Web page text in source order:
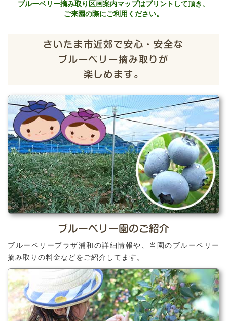
ブルーベリー摘み取り区画案内マップはプリントして頂き、
ご来園の際にご利用ください。
さいたま市近郊で安心・安全な
ブルーベリー摘み取りが
楽しめます。
ブルーベリー園のご紹介
ブルーベリープラザ浦和の詳細情報や、当園のブルーベリー
摘み取りの料金などをご紹介してます。